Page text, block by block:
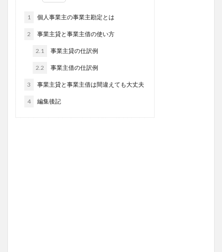
1 個人事業主の事業主勘定とは
2 事業主貸と事業主借の使い方
2.1 事業主貸の仕訳例
2.2 事業主借の仕訳例
3 事業主貸と事業主借は間違えても大丈夫
4 編集後記